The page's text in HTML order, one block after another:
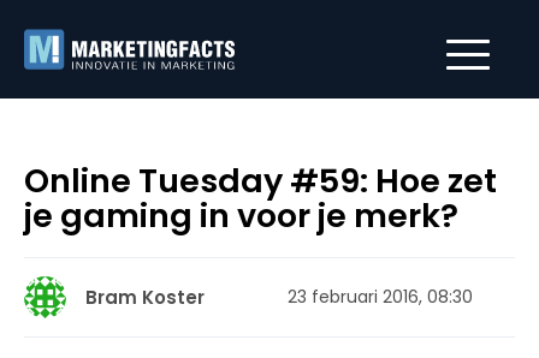
Online Tuesday #59: Hoe zet
je gaming in voor je merk?
Bram Koster 23 februari 2016, 08:30